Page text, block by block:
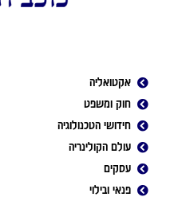
אקטואליה
חוק ומשפט
חידושי הטכנולוגיה
עולם הקולינריה
עסקים
פנאי ובילוי